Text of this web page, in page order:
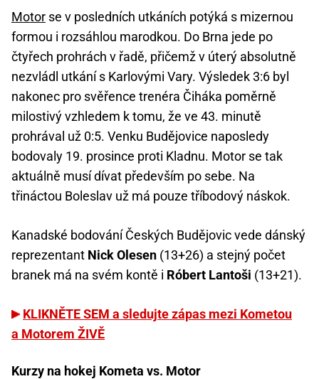
Motor se v posledních utkáních potýká s mizernou
formou i rozsáhlou marodkou. Do Brna jede po
čtyřech prohrách v řadě, přičemž v úterý absolutně
nezvládl utkání s Karlovými Vary. Výsledek 3:6 byl
nakonec pro svěřence trenéra Čiháka poměrně
milostivý vzhledem k tomu, že ve 43. minutě
prohrával už 0:5. Venku Budějovice naposledy
bodovaly 19. prosince proti Kladnu. Motor se tak
aktuálně musí dívat především po sebe. Na
třináctou Boleslav už má pouze tříbodový náskok.
Kanadské bodování Českých Budějovic vede dánský
reprezentant Nick Olesen (13+26) a stejný počet
branek má na svém kontě i Róbert Lantoši (13+21).
KLIKNĚTE SEM a sledujte zápas mezi Kometou
a Motorem ŽIVĚ
Kurzy na hokej Kometa vs. Motor